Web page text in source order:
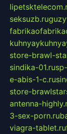
seksuzb.ru
store-brawl-
sindika-01.ru
e-abis-1-c.ru
store-
antenna-
3-sex-porn.ru
viagra-tablet.ru